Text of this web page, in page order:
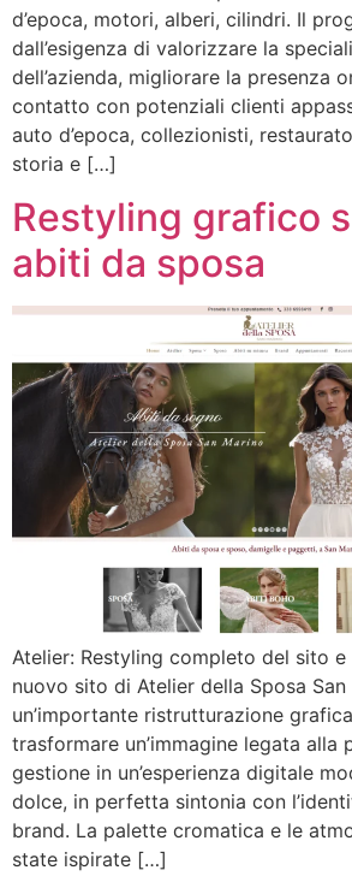
d’epoca, motori, alberi, cilindri. Il
dall’esigenza di valorizzare la
dell’azienda, migliorare la presenza
contatto con potenziali clienti
auto d’epoca, collezionisti,
storia e […]
Restyling grafico
abiti da sposa
Atelier: Restyling completo del sito
nuovo sito di Atelier della Sposa
un’importante ristrutturazione
trasformare un’immagine legata alla
gestione in un’esperienza digitale
dolce, in perfetta sintonia con
brand. La palette cromatica e le
state ispirate […]